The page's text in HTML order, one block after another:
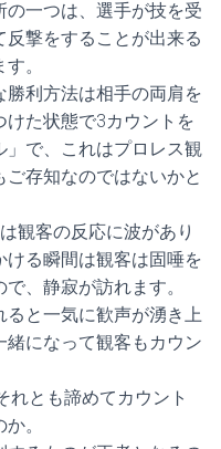
の一つは、選手が技を受
撃をすることが出来る
。
勝利方法は相手の両肩を
けた状態で3カウントを
で、これはプロレス観
存知なのではないかと
観客の反応に波があり
ける瞬間は観客は固唾を
、静寂が訪れます。
と一気に歓声が湧き上
緒になって観客もカウン
れとも諦めてカウント
。